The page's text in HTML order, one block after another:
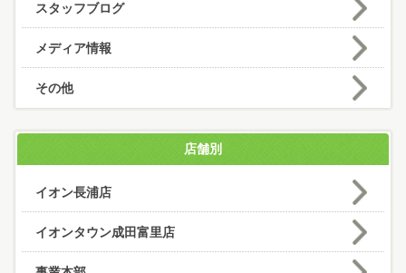
スタッフブログ
メディア情報
その他
店舗別
イオン長浦店
イオンタウン成田富里店